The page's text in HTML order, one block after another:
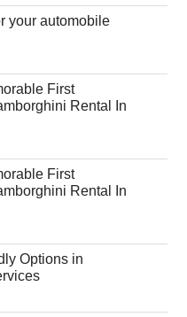
your automobile
First
Rental In
First
Rental In
Options in